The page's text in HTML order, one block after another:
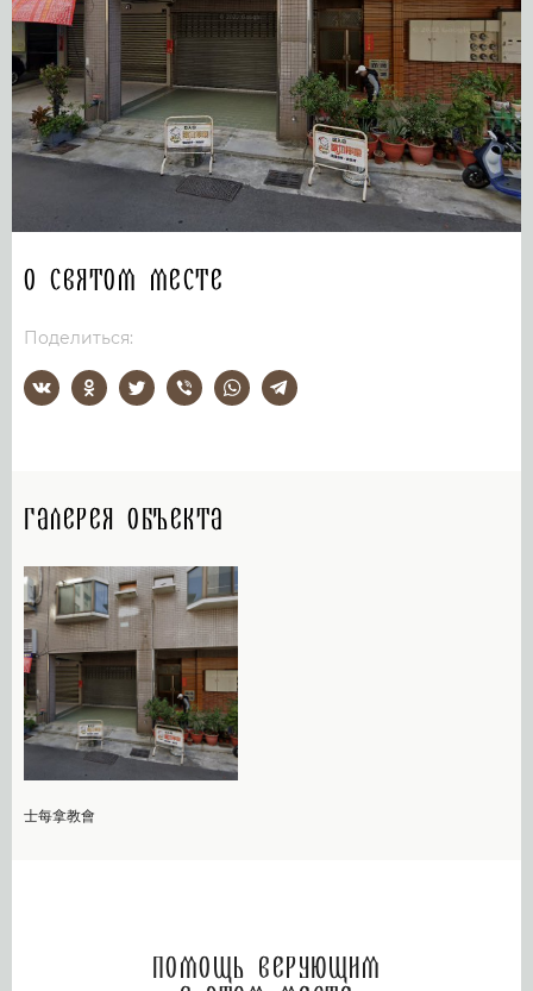
О святом месте
Поделиться:
Галерея объекта
士每拿教會
Помощь верующим